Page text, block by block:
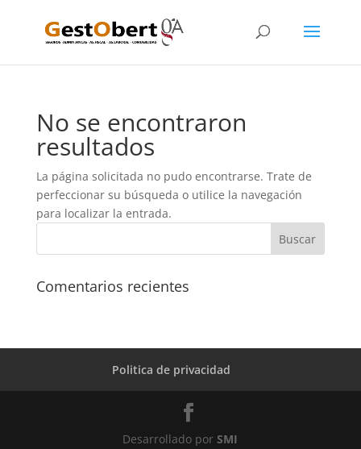
No se encontraron
resultados
La página solicitada no pudo encontrarse. Trate de
perfeccionar su búsqueda o utilice la navegación
para localizar la entrada.
Comentarios recientes
Politica de privacidad
Desarrollado porSMI